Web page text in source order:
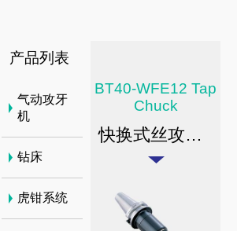
BT40-WFE12 Tap
Chuck
快换式丝攻刀杆 / 伸缩缓冲加长型
产品列表
气动攻牙
机
钻床
虎钳系统